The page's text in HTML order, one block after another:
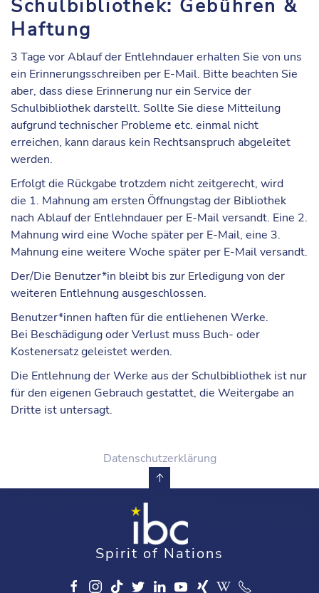
Schulbibliothek: Gebühren &
Haftung
3 Tage vor Ablauf der Entlehndauer erhalten Sie von uns
ein Erinnerungsschreiben per E-Mail. Bitte beachten Sie
aber, dass diese Erinnerung nur ein Service der
Schulbibliothek darstellt. Sollte Sie diese Mitteilung
aufgrund technischer Probleme etc. einmal nicht
erreichen, kann daraus kein Rechtsanspruch abgeleitet
werden.
Erfolgt die Rückgabe trotzdem nicht zeitgerecht, wird
die 1. Mahnungam ersten Öffnungstag der Bibliothek
nach Ablauf der Entlehndauer per E-Mail versandt. Eine 2.
Mahnungwird eine Woche später per E-Mail, eine 3.
Mahnungeine weitere Woche später per E-Mail versandt.
Der/Die Benutzer*in bleibt bis zur Erledigung von der
weiteren Entlehnung ausgeschlossen.
Benutzer*innen haften für die entliehenen Werke.
Bei Beschädigung oder Verlust muss Buch- oder
Kostenersatz geleistet werden.
Die Entlehnung der Werke aus der Schulbibliothek ist nur
für den eigenen Gebrauch gestattet, die Weitergabe an
Dritte ist untersagt.
Datenschutzerklärung
Spirit of Nations